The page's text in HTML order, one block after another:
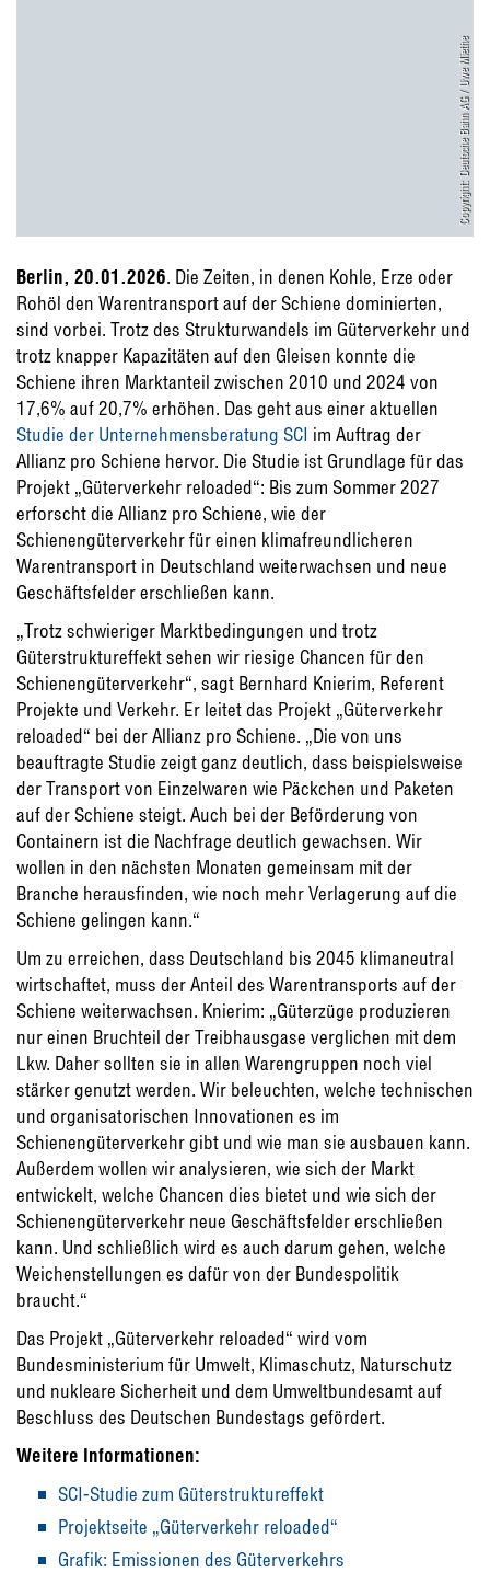
Copyright: Deutsche Bahn AG / Uwe Miethe
Berlin, 20.01.2026. Die Zeiten, in denen Kohle, Erze oder
Rohöl den Warentransport auf der Schiene dominierten,
sind vorbei. Trotz des Strukturwandels im Güterverkehr und
trotz knapper Kapazitäten auf den Gleisen konnte die
Schiene ihren Marktanteil zwischen 2010 und 2024 von
17,6% auf 20,7% erhöhen. Das geht aus einer aktuellen
Studie der Unternehmensberatung SCI im Auftrag der
Allianz pro Schiene hervor. Die Studie ist Grundlage für das
Projekt „Güterverkehr reloaded“: Bis zum Sommer 2027
erforscht die Allianz pro Schiene, wie der
Schienengüterverkehr für einen klimafreundlicheren
Warentransport in Deutschland weiterwachsen und neue
Geschäftsfelder erschließen kann.
„Trotz schwieriger Marktbedingungen und trotz
Güterstruktureffekt sehen wir riesige Chancen für den
Schienengüterverkehr“, sagt Bernhard Knierim, Referent
Projekte und Verkehr. Er leitet das Projekt „Güterverkehr
reloaded“ bei der Allianz pro Schiene. „Die von uns
beauftragte Studie zeigt ganz deutlich, dass beispielsweise
der Transport von Einzelwaren wie Päckchen und Paketen
auf der Schiene steigt. Auch bei der Beförderung von
Containern ist die Nachfrage deutlich gewachsen. Wir
wollen in den nächsten Monaten gemeinsam mit der
Branche herausfinden, wie noch mehr Verlagerung auf die
Schiene gelingen kann.“
Um zu erreichen, dass Deutschland bis 2045 klimaneutral
wirtschaftet, muss der Anteil des Warentransports auf der
Schiene weiterwachsen. Knierim: „Güterzüge produzieren
nur einen Bruchteil der Treibhausgase verglichen mit dem
Lkw. Daher sollten sie in allen Warengruppen noch viel
stärker genutzt werden. Wir beleuchten, welche technischen
und organisatorischen Innovationen es im
Schienengüterverkehr gibt und wie man sie ausbauen kann.
Außerdem wollen wir analysieren, wie sich der Markt
entwickelt, welche Chancen dies bietet und wie sich der
Schienengüterverkehr neue Geschäftsfelder erschließen
kann. Und schließlich wird es auch darum gehen, welche
Weichenstellungen es dafür von der Bundespolitik
braucht.“
Das Projekt „Güterverkehr reloaded“ wird vom
Bundesministerium für Umwelt, Klimaschutz, Naturschutz
und nukleare Sicherheit und dem Umweltbundesamt auf
Beschluss des Deutschen Bundestags gefördert.
Weitere Informationen:
SCI-Studie zum Güterstruktureffekt
Projektseite „Güterverkehr reloaded“
Grafik: Emissionen des Güterverkehrs